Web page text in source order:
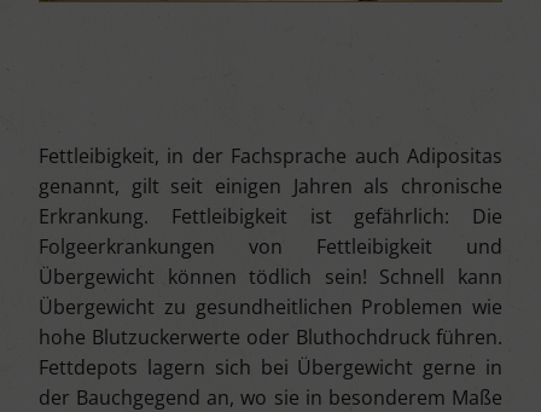
Fettleibigkeit, in der Fachsprache auch Adipositas
genannt, gilt seit einigen Jahren als chronische
Erkrankung. Fettleibigkeit ist gefährlich: Die
Folgeerkrankungen von Fettleibigkeit und
Übergewicht können tödlich sein! Schnell kann
Übergewicht zu gesundheitlichen Problemen wie
hohe Blutzuckerwerte oder Bluthochdruck führen.
Fettdepots lagern sich bei Übergewicht gerne in
der Bauchgegend an, wo sie in besonderem Maße